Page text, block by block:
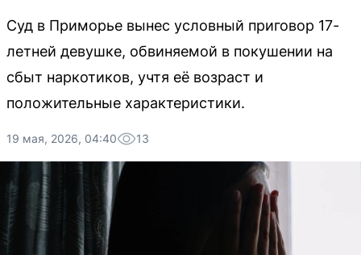
Суд в Приморье вынес условный приговор 17-
летней девушке, обвиняемой в покушении на
сбыт наркотиков, учтя её возраст и
положительные характеристики.
19 мая, 2026, 04:40 13